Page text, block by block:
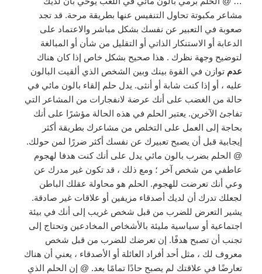
مشاعر مكبوتة تحاول التنفيس عنها بطريقة مرحة. قد تجد
صعوبة في التعبير عن نفسك بشكل مباشر والاعتماد على
الدعابة أو الاستنكار الذاتي أو التقليل من شأن أو المبالغة
لتوضيح وجهة نظرك . هذا صحيح بشكل خاص إذا كان هناك
عدم توازن في القوة بينك وبين الشخص الذي ألقيت البالون
عليه ، أو إذا كنت شابة أو أنثى. يدل حلم إلقاء بالون مائي في
حالة من الغضب على أنك عرضة لانفجارات من المشاعر التي
تفاجئ الآخرين. يعتبر الحلم في هذه الحالة مؤشرًا على أنك
بحاجة إلى العمل على التخلص من مشاعرك بطريقة أكثر
إيجابية قبل أن يصبح تعبيرك عن نفسك أكثر ضررًا لمن حولك.
@ الحلم بضرب بالون مائي يدل على أنك كنت هدفا لهجوم
عاطفي من شخص آخر ؛ ومع ذلك ، قد تكون غير مدرك عن
وعي أنك تعرضت للهجوم. الحلم هو محاولة عقلك الباطن
لجعلك تدرك أن لديك أصدقاء مزيفين أو علاقات غير صادقة.
يشير التعرض للضرب من قبل شخص غريب إلى أنك في بيئة
اجتماعية أو سياسية مليئة بالأشخاص المخادعين وتحتاج إلى
تجنب أن تصبح هدفًا. إن تعرضك للضرب من قبل شخص
معروف لك ، مثل أحد أفراد العائلة أو الأصدقاء ، يعني أن هناك
تعارضًا في علاقتك لم يصبح حادًا تمامًا بعد. @ إن الحلم الذي